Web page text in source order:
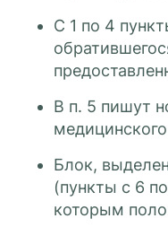
С 1 по 4
В п. 5 пишут
Блок,
(пункты с 6
которым